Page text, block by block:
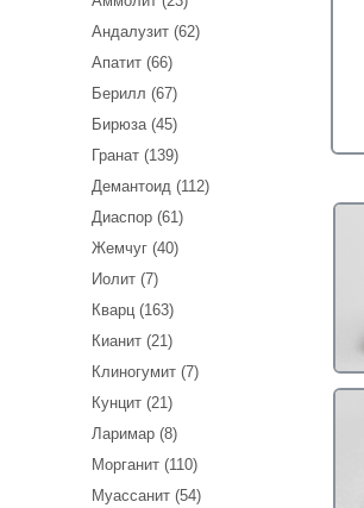
Андалузит (62)
Апатит (66)
Берилл (67)
Бирюза (45)
Гранат (139)
Демантоид (112)
Диаспор (61)
Жемчуг (40)
Иолит (7)
Кварц (163)
Кианит (21)
Клиногумит (7)
Кунцит (21)
Ларимар (8)
Морганит (110)
Муассанит (54)